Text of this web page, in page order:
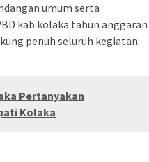
umum serta
kab.kolaka tahun anggaran
penuh seluruh kegiatan
Pertanyakan
Kolaka